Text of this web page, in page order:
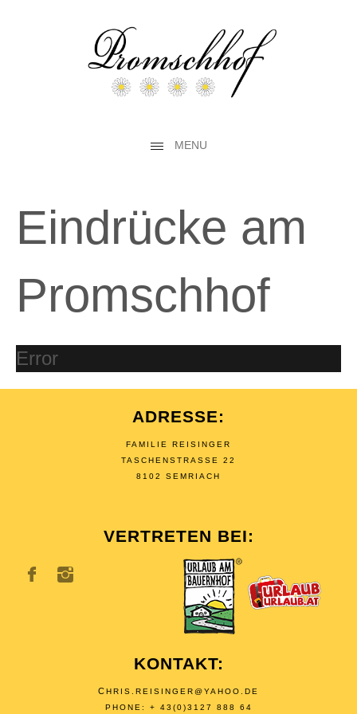
MENU
Eindrücke am
Promschhof
Error
ADRESSE:
FAMILIE REISINGER
TASCHENSTRASSE 22
8102 SEMRIACH
VERTRETEN BEI:
KONTAKT:
CHRIS.REISINGER@YAHOO.DE
PHONE: + 43(0)3127 888 64